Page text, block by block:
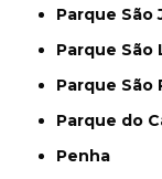
Parque São
Parque São
Parque
Parque do
Penha